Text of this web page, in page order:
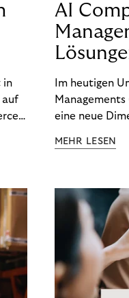
in
auf
AI
Im heutigen
eine neue
(DSGVO) –
Grenzen
MEHR LESEN